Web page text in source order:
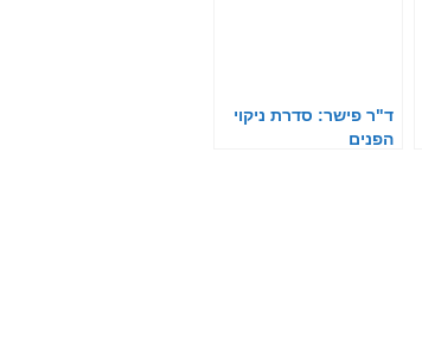
ד"ר פישר: סדרת ניקוי
הפנים